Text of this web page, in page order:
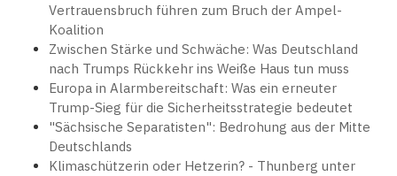
Vertrauensbruch führen zum Bruch der Ampel-
Koalition
Zwischen Stärke und Schwäche: Was Deutschland
nach Trumps Rückkehr ins Weiße Haus tun muss
Europa in Alarmbereitschaft: Was ein erneuter
Trump-Sieg für die Sicherheitsstrategie bedeutet
"Sächsische Separatisten": Bedrohung aus der Mitte
Deutschlands
Klimaschützerin oder Hetzerin? - Thunberg unter